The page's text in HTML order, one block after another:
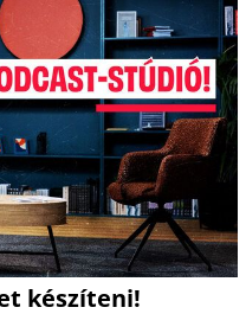
készíteni!